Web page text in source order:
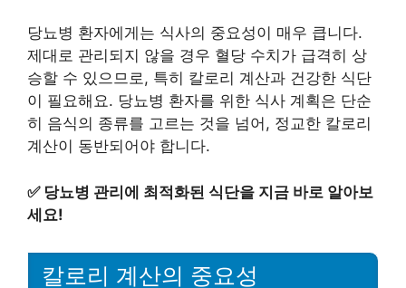
당뇨병 환자에게는 식사의 중요성이 매우 큽니다.
제대로 관리되지 않을 경우 혈당 수치가 급격히 상
승할 수 있으므로, 특히 칼로리 계산과 건강한 식단
이 필요해요. 당뇨병 환자를 위한 식사 계획은 단순
히 음식의 종류를 고르는 것을 넘어, 정교한 칼로리
계산이 동반되어야 합니다.
✅ 당뇨병 관리에 최적화된 식단을 지금 바로 알아보
세요!
칼로리 계산의 중요성